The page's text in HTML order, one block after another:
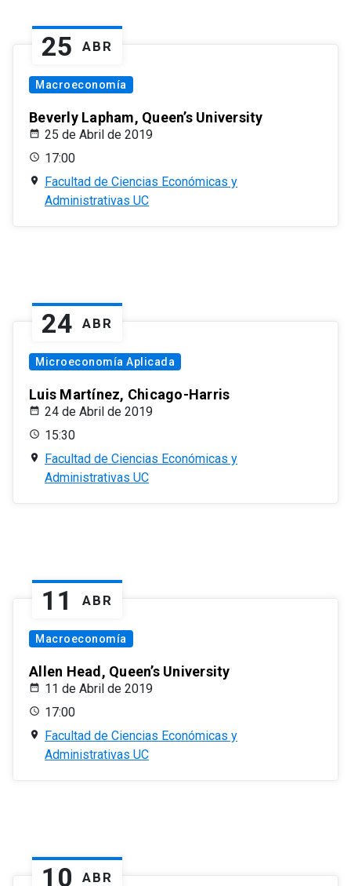
25 ABR
Macroeconomía
Beverly Lapham, Queen’s University
25 de Abril de 2019
17:00
Facultad de Ciencias Económicas y
Administrativas UC
24 ABR
Microeconomía Aplicada
Luis Martínez, Chicago-Harris
24 de Abril de 2019
15:30
Facultad de Ciencias Económicas y
Administrativas UC
11 ABR
Macroeconomía
Allen Head, Queen’s University
11 de Abril de 2019
17:00
Facultad de Ciencias Económicas y
Administrativas UC
10 ABR